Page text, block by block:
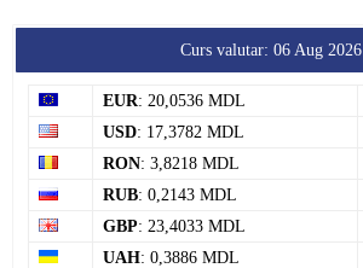
Curs valutar: 06 Aug 2026
EUR: 20,0536 MDL
USD: 17,3782 MDL
RON: 3,8218 MDL
RUB: 0,2143 MDL
GBP: 23,4033 MDL
UAH: 0,3886 MDL